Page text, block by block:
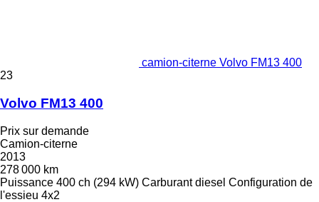
camion-citerne Volvo FM13 400
23
Volvo FM13 400
Prix sur demande
Camion-citerne
2013
278 000 km
Puissance 400 ch (294 kW) Carburant diesel Configuration de
l'essieu 4x2